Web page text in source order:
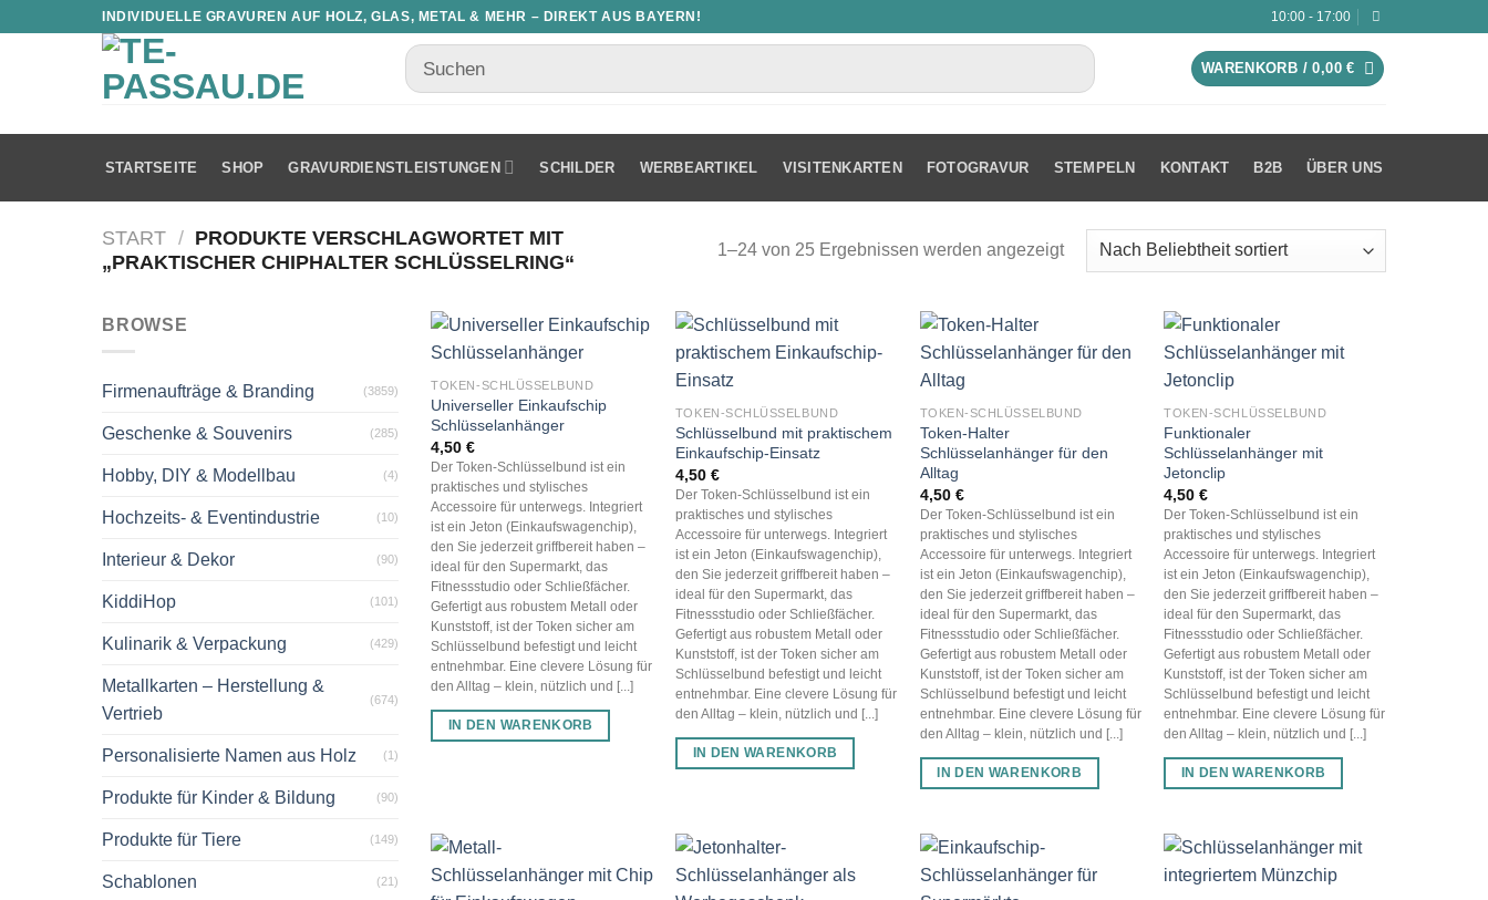
INDIVIDUELLE GRAVUREN AUF HOLZ, GLAS, METAL & MEHR – DIREKT AUS BAYERN! 10:00 - 17:00
WARENKORB /0,00€
STARTSEITE SHOP GRAVURDIENSTLEISTUNGEN SCHILDER WERBEARTIKEL VISITENKARTEN FOTOGRAVUR STEMPELN KONTAKT B2B ÜBER UNS
START / PRODUKTE VERSCHLAGWORTET MIT
„PRAKTISCHER CHIPHALTER SCHLÜSSELRING“
1–24 von 25 Ergebnissen werden angezeigt
BROWSE
Firmenaufträge & Branding (3859)
Geschenke & Souvenirs (285)
Hobby, DIY & Modellbau (4)
Hochzeits- & Eventindustrie (10)
Interieur & Dekor (90)
KiddiHop (101)
Kulinarik & Verpackung (429)
Metallkarten – Herstellung &
Vertrieb
(674)
Personalisierte Namen aus Holz (1)
Produkte für Kinder & Bildung (90)
Produkte für Tiere (149)
Schablonen (21)
TOKEN-SCHLÜSSELBUND
Universeller Einkaufschip
Schlüsselanhänger
4,50€
Der Token-Schlüsselbund ist ein
praktisches und stylisches
Accessoire für unterwegs. Integriert
ist ein Jeton (Einkaufswagenchip),
den Sie jederzeit griffbereit haben –
ideal für den Supermarkt, das
Fitnessstudio oder Schließfächer.
Gefertigt aus robustem Metall oder
Kunststoff, ist der Token sicher am
Schlüsselbund befestigt und leicht
entnehmbar. Eine clevere Lösung für
den Alltag – klein, nützlich und [...]
IN DEN WARENKORB
TOKEN-SCHLÜSSELBUND
Schlüsselbund mit praktischem
Einkaufschip-Einsatz
4,50 €
Der Token-Schlüsselbund ist ein
praktisches und stylisches
Accessoire für unterwegs. Integriert
ist ein Jeton (Einkaufswagenchip),
den Sie jederzeit griffbereit haben –
ideal für den Supermarkt, das
Fitnessstudio oder Schließfächer.
Gefertigt aus robustem Metall oder
Kunststoff, ist der Token sicher am
Schlüsselbund befestigt und leicht
entnehmbar. Eine clevere Lösung für
den Alltag – klein, nützlich und [...]
IN DEN WARENKORB
TOKEN-SCHLÜSSELBUND
Token-Halter
Schlüsselanhänger für den
Alltag
4,50 €
Der Token-Schlüsselbund ist ein
praktisches und stylisches
Accessoire für unterwegs. Integriert
ist ein Jeton (Einkaufswagenchip),
den Sie jederzeit griffbereit haben –
ideal für den Supermarkt, das
Fitnessstudio oder Schließfächer.
Gefertigt aus robustem Metall oder
Kunststoff, ist der Token sicher am
Schlüsselbund befestigt und leicht
entnehmbar. Eine clevere Lösung für
den Alltag – klein, nützlich und [...]
IN DEN WARENKORB
TOKEN-SCHLÜSSELBUND
Funktionaler
Schlüsselanhänger mit
Jetonclip
4,50€
Der Token-Schlüsselbund ist ein
praktisches und stylisches
Accessoire für unterwegs. Integriert
ist ein Jeton (Einkaufswagenchip),
den Sie jederzeit griffbereit haben –
ideal für den Supermarkt, das
Fitnessstudio oder Schließfächer.
Gefertigt aus robustem Metall oder
Kunststoff, ist der Token sicher am
Schlüsselbund befestigt und leicht
entnehmbar. Eine clevere Lösung für
den Alltag – klein, nützlich und [...]
IN DEN WARENKORB